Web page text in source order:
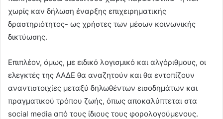
χωρίς καν δήλωση έναρξης επιχειρηματικής
δραστηριότητος- ως χρήστες των μέσων κοινωνικής
δικτύωσης.
Επιπλέον, όμως, με ειδικό λογισμικό και αλγόριθμους, οι
ελεγκτές της ΑΑΔΕ θα αναζητούν και θα εντοπίζουν
αναντιστοιχίες μεταξύ δηλωθέντων εισοδημάτων και
πραγματικού τρόπου ζωής, όπως αποκαλύπτεται στα
social media από τους ίδιους τους φορολογούμενους.